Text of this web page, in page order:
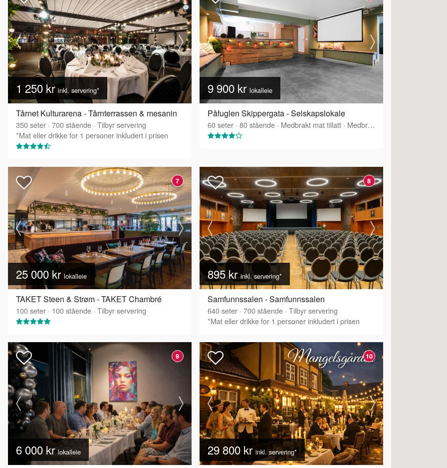
1 250 krinkl. servering*
Tårnet Kulturarena - Tårnterrassen & mesanin
350seter · 700stående · Tilbyr servering
*Mat eller drikke for 1 personer inkludert i prisen
9 900 kr lokalleie
Påfuglen Skippergata - Selskapslokale
60seter · 80stående · Medbrakt mat tillatt · Medbrakt drikke tillatt
7
25 000 kr lokalleie
TAKET Steen & Strøm - TAKET Chambré
100seter · 100stående · Tilbyr servering
8
895 krinkl. servering*
Samfunnssalen - Samfunnssalen
640seter · 700stående · Tilbyr servering
*Mat eller drikke for 1 personer inkludert i prisen
9
6 000 krlokalleie
10
29 800 kr inkl. servering*